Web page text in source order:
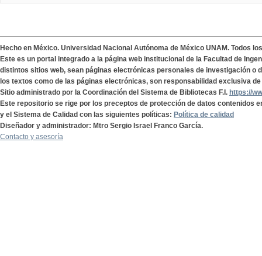
Hecho en México. Universidad Nacional Autónoma de México UNAM. Todos
Este es un portal integrado a la página web institucional de la Facultad de
distintos sitios web, sean páginas electrónicas personales de investigación o
los textos como de las páginas electrónicas, son responsabilidad exclusiva
Sitio administrado por la Coordinación del Sistema de Bibliotecas F.I. https://
Este repositorio se rige por los preceptos de protección de datos contenidos
y el Sistema de Calidad con las siguientes políticas: Política de calidad
Diseñador y administrador: Mtro Sergio Israel Franco García.
Contacto y asesoría